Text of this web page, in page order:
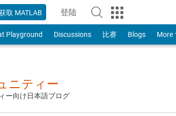
取 MATLAB 登陆
to Your MathWorks Account
Playground Discussions 比赛 Blogs More
ニティー
ー向け日本語ブログ